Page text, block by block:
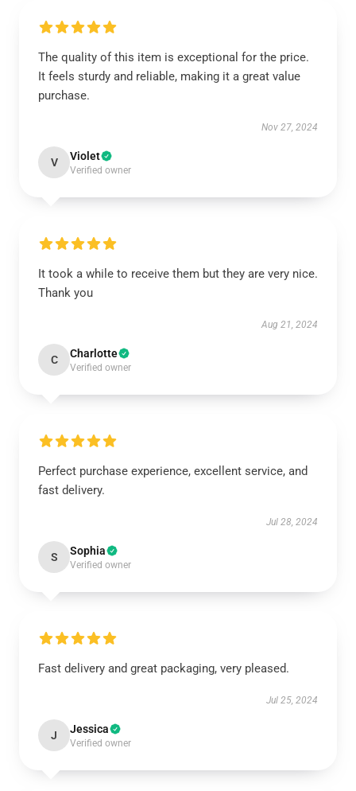
The quality of this item is exceptional for the price.
It feels sturdy and reliable, making it a great value
purchase.
Nov 27, 2024
V Violet
Verified owner
It took a while to receive them but they are very nice.
Thank you
Aug 21, 2024
C Charlotte
Verified owner
Perfect purchase experience, excellent service, and
fast delivery.
Jul 28, 2024
S Sophia
Verified owner
Fast delivery and great packaging, very pleased.
Jul 25, 2024
J Jessica
Verified owner